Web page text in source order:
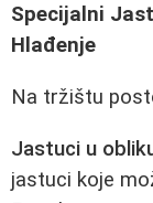
Specijalni
Hlađenje
Na tržištu
Jastuci u
jastuci koje